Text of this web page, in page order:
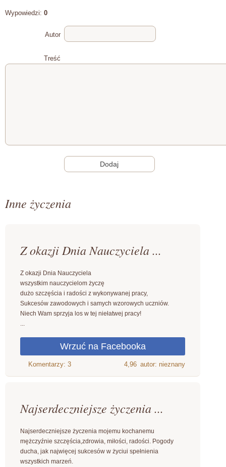
Wypowiedzi: 0
Autor
Treść
Inne życzenia
Z okazji Dnia Nauczyciela ...
Z okazji Dnia Nauczyciela
wszystkim nauczycielom życzę
dużo szczęścia i radości z wykonywanej pracy,
Sukcesów zawodowych i samych wzorowych uczniów.
Niech Wam sprzyja los w tej niełatwej pracy!
...
4,96 autor: nieznany
Najserdeczniejsze życzenia ...
Najserdeczniejsze życzenia mojemu kochanemu
mężczyźnie szczęścia,zdrowia, miłości, radości. Pogody
ducha, jak najwięcej sukcesów w życiui spełnienia
wszystkich marzeń.